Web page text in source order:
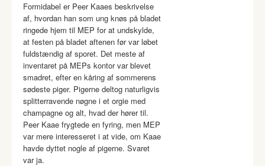
Formidabel er Peer Kaaes beskrivelse
af, hvordan han som ung knøs på bladet
ringede hjem til MEP for at undskylde,
at festen på bladet aftenen før var løbet
fuldstændig af sporet. Det meste af
inventaret på MEPs kontor var blevet
smadret, efter en kåring af sommerens
sødeste piger. Pigerne deltog naturligvis
splitterravende nøgne i et orgie med
champagne og alt, hvad der hører til.
Peer Kaae frygtede en fyring, men MEP
var mere interesseret i at vide, om Kaae
havde dyttet nogle af pigerne. Svaret
var ja.